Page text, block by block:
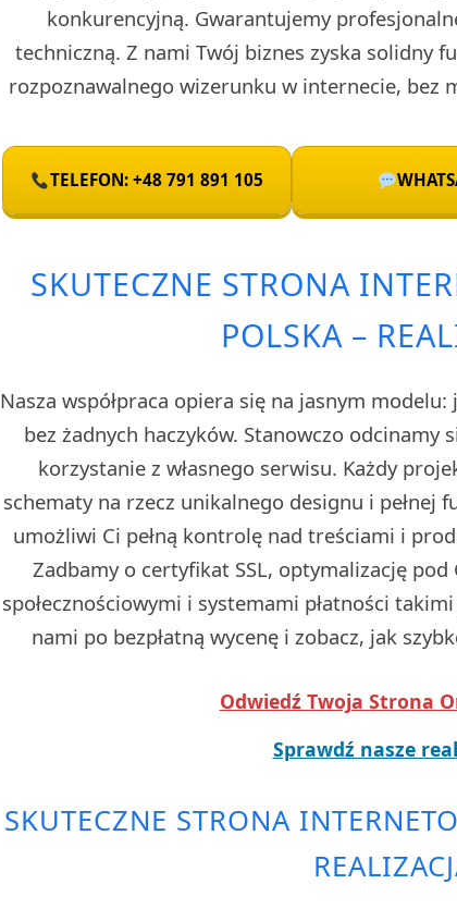
konkurencyjną. Gwarantujemy
techniczną. Z nami Twój biznes zyska solidny
rozpoznawalnego wizerunku w internecie, bez
TELEFON: +48 791 891 105
SKUTECZNE STRONA
POLSKA –
Nasza współpraca opiera się na jasnym
bez żadnych haczyków. Stanowczo odcinamy
korzystanie z własnego serwisu. Każdy
schematy na rzecz unikalnego designu i pełnej
umożliwi Ci pełną kontrolę nad treściami i
Zadbamy o certyfikat SSL, optymalizację
społecznościowymi i systemami płatności
nami po bezpłatną wycenę i zobacz, jak
Odwiedź Twoja Strona
Sprawdź nasze
SKUTECZNE STRONA